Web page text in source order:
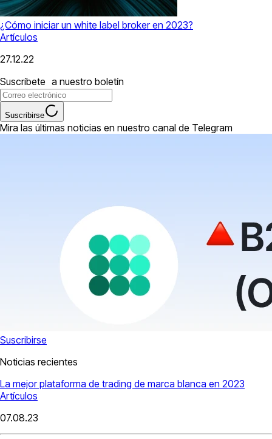
¿Cómo iniciar un white label broker en 2023?
Artículos
27.12.22
Suscríbete a nuestro boletín
Suscribirse
Mira las últimas noticias en nuestro canal de Telegram
Suscribirse
Noticias recientes
La mejor plataforma de trading de marca blanca en 2023
Artículos
07.08.23